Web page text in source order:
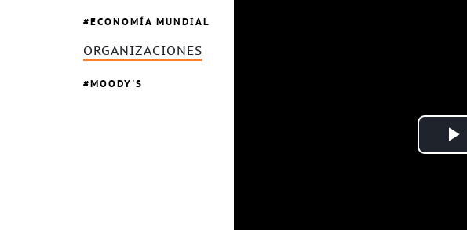
ECONOMÍA MUNDIAL
ORGANIZACIONES
MOODY'S